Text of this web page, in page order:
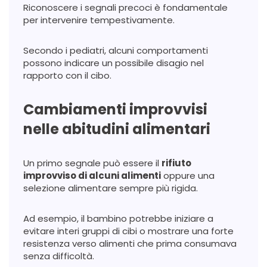
Riconoscere i segnali precoci è fondamentale
per intervenire tempestivamente.
Secondo i pediatri, alcuni comportamenti
possono indicare un possibile disagio nel
rapporto con il cibo.
Cambiamenti improvvisi
nelle abitudini alimentari
Un primo segnale può essere il rifiuto
improvviso di alcuni alimentioppure una
selezione alimentare sempre più rigida.
Ad esempio, il bambino potrebbe iniziare a
evitare interi gruppi di cibi o mostrare una forte
resistenza verso alimenti che prima consumava
senza difficoltà.